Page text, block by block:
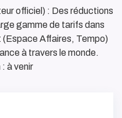
officiel) : Des réductions
gamme de tarifs dans
Affaires, Tempo)
à travers le monde.
à venir